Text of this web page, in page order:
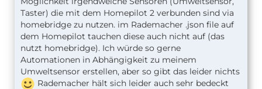
Taster) die mit dem Homepilot 2 verbunden sind via
homebridge zu nutzen. im Rademacher .json file auf
dem Homepilot tauchen diese auch nicht auf (das
nutzt homebridge). Ich würde so gerne
Automationen in Abhängigkeit zu meinem
Umweltsensor erstellen, aber so gibt das leider nichts
Rademacher hält sich leider auch sehr bedeckt